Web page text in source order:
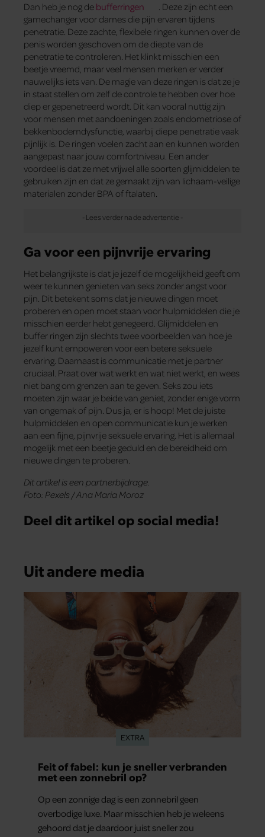
Dan heb je nog de bufferringen
. Deze zijn echt een
gamechanger voor dames die pijn ervaren tijdens
penetratie. Deze zachte, flexibele ringen kunnen over de
penis worden geschoven om de diepte van de
penetratie te controleren. Het klinkt misschien een
beetje vreemd, maar veel mensen merken er verder
nauwelijks iets van. De magie van deze ringen is dat ze je
in staat stellen om zelf de controle te hebben over hoe
diep er gepenetreerd wordt. Dit kan vooral nuttig zijn
voor mensen met aandoeningen zoals endometriose of
bekkenbodemdysfunctie, waarbij diepe penetratie vaak
pijnlijk is. De ringen voelen zacht aan en kunnen worden
aangepast naar jouw comfortniveau. Een ander
voordeel is dat ze met vrijwel alle soorten glijmiddelen te
gebruiken zijn en dat ze gemaakt zijn van lichaam-veilige
materialen zonder BPA of ftalaten.
Ga voor een pijnvrije ervaring
Het belangrijkste is dat je jezelf de mogelijkheid geeft om
weer te kunnen genieten van seks zonder angst voor
pijn. Dit betekent soms dat je nieuwe dingen moet
proberen en open moet staan voor hulpmiddelen die je
misschien eerder hebt genegeerd. Glijmiddelen en
buffer ringen zijn slechts twee voorbeelden van hoe je
jezelf kunt empoweren voor een betere seksuele
ervaring. Daarnaast is communicatie met je partner
cruciaal. Praat over wat werkt en wat niet werkt, en wees
niet bang om grenzen aan te geven. Seks zou iets
moeten zijn waar je beide van geniet, zonder enige vorm
van ongemak of pijn. Dus ja, er is hoop! Met de juiste
hulpmiddelen en open communicatie kun je werken
aan een fijne, pijnvrije seksuele ervaring. Het is allemaal
mogelijk met een beetje geduld en de bereidheid om
nieuwe dingen te proberen.
Dit artikel is een partnerbijdrage.
Foto: Pexels / Ana Maria Moroz
Deel dit artikel op social media!
Uit andere media
EXTRA
Feit of fabel: kun je sneller verbranden
met een zonnebril op?
Op een zonnige dag is een zonnebril geen
overbodige luxe. Maar misschien heb je weleens
gehoord dat je daardoor juist sneller zou